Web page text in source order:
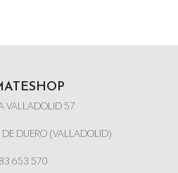
VALLADOLID 57
DUERO (VALLADOLID)
653 570